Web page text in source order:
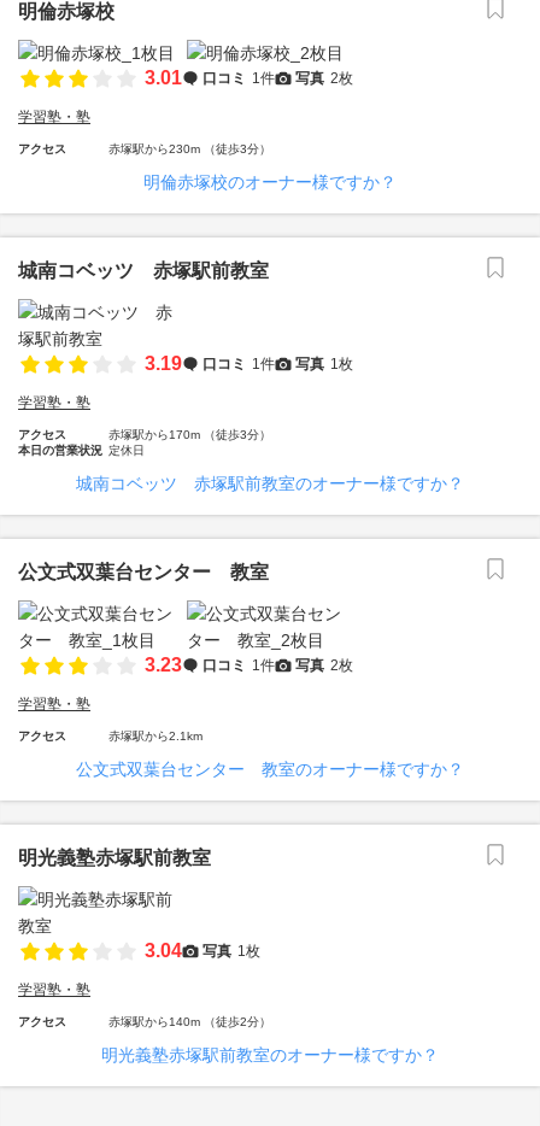
明倫赤塚校
3.01 口コミ 1件 写真 2枚
学習塾・塾
アクセス 赤塚駅から230m （徒歩3分）
明倫赤塚校のオーナー様ですか？
城南コベッツ 赤塚駅前教室
3.19 口コミ 1件 写真 1枚
学習塾・塾
アクセス
赤塚駅から170m （徒歩3分）
本日の営業状況 定休日
城南コベッツ 赤塚駅前教室のオーナー様ですか？
公文式双葉台センター 教室
3.23 口コミ 1件 写真 2枚
学習塾・塾
アクセス 赤塚駅から2.1km
公文式双葉台センター 教室のオーナー様ですか？
明光義塾赤塚駅前教室
3.04 写真 1枚
学習塾・塾
アクセス 赤塚駅から140m （徒歩2分）
明光義塾赤塚駅前教室のオーナー様ですか？